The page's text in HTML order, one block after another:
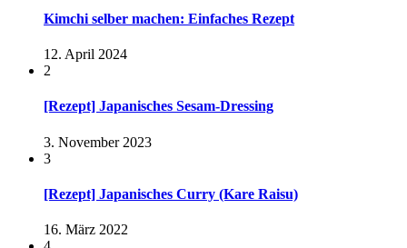
Kimchi selber machen: Einfaches Rezept
12. April 2024
2
[Rezept] Japanisches Sesam-Dressing
3. November 2023
3
[Rezept] Japanisches Curry (Kare Raisu)
16. März 2022